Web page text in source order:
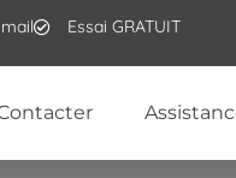
Essai GRATUIT